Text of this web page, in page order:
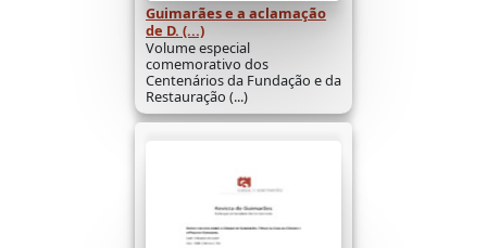
Guimarães e a aclamação
de D. (...)
Volume especial
comemorativo dos
Centenários da Fundação e da
Restauração (...)